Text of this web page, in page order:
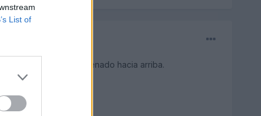
List of
tirando del encarenado hacia arriba.